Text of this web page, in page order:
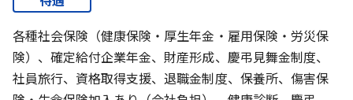
各種社会保険（健康保険・厚生年金・雇用保険・労災保
険）、確定給付企業年金、財産形成、慶弔見舞金制度、
社員旅行、資格取得支援、退職金制度、保養所、傷害保